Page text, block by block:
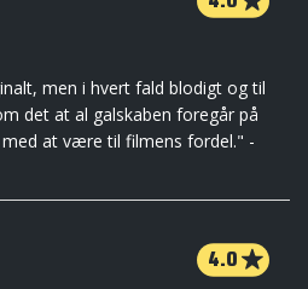
men i hvert fald blodigt og til
det at al galskaben foregår på
at være til filmens fordel." -
4.0